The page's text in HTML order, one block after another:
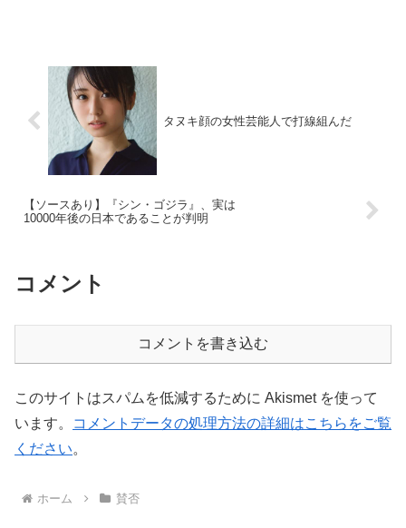
タヌキ顔の女性芸能人で打線組んだ
【ソースあり】『シン・ゴジラ』、実は
10000年後の日本であることが判明
コメント
コメントを書き込む
このサイトはスパムを低減するために Akismet を使って
います。
コメントデータの処理方法の詳細はこちらをご覧
ください。
ホーム 賛否